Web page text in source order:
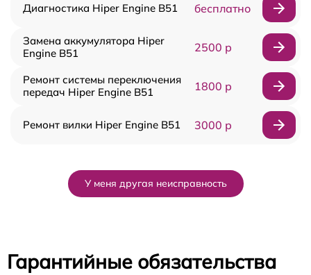
Диагностика Hiper Engine B51 бесплатно
Замена аккумулятора Hiper
Engine B51
2500 р
Ремонт системы переключения
передач Hiper Engine B51
1800 р
Ремонт вилки Hiper Engine B51 3000 р
У меня другая неисправность
Гарантийные обязательства